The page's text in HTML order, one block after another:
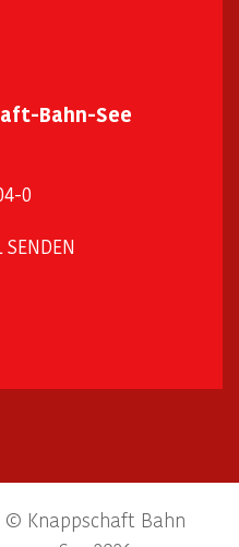
Bahn-See
0
© Knappschaft Bahn